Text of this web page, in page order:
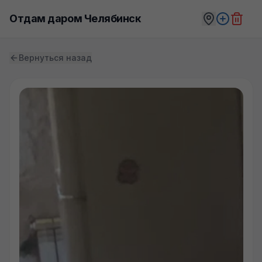
Отдам даром Челябинск
Вернуться назад